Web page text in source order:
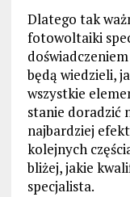
Dlatego tak
fotowoltaiki
będą wiedzieli,
wszystkie
stanie doradzić
najbardziej
kolejnych
bliżej, jakie
specjalista.